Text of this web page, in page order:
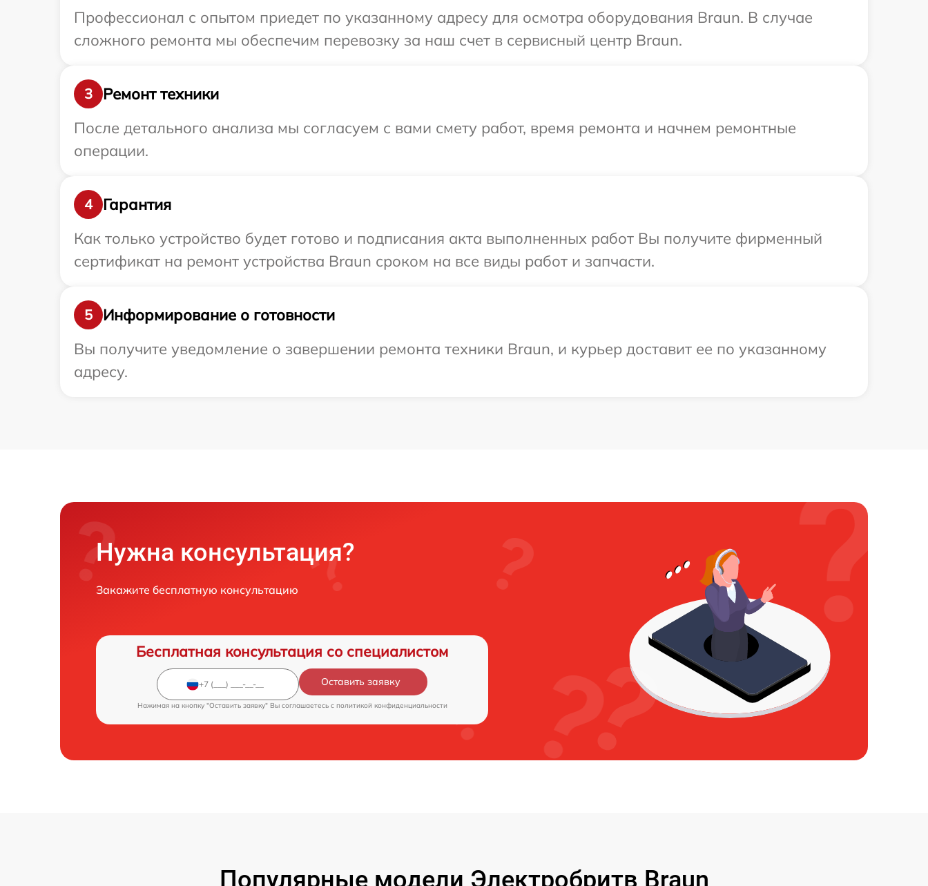
Профессионал с опытом приедет по указанному адресу для осмотра оборудования Braun. В случае
сложного ремонта мы обеспечим перевозку за наш счет в сервисный центр Braun.
3
Ремонт техники
После детального анализа мы согласуем с вами смету работ, время ремонта и начнем ремонтные
операции.
4
Гарантия
Как только устройство будет готово и подписания акта выполненных работ Вы получите фирменный
сертификат на ремонт устройства Braun сроком на все виды работ и запчасти.
5
Информирование о готовности
Вы получите уведомление о завершении ремонта техники Braun, и курьер доставит ее по указанному
адресу.
Нужна консультация?
Закажите бесплатную консультацию
Бесплатная консультация со специалистом
Оставить заявку
Нажимая на кнопку "Оставить заявку" Вы соглашаетесь c политикой конфиденциальности
Популярные модели Электробритв Braun